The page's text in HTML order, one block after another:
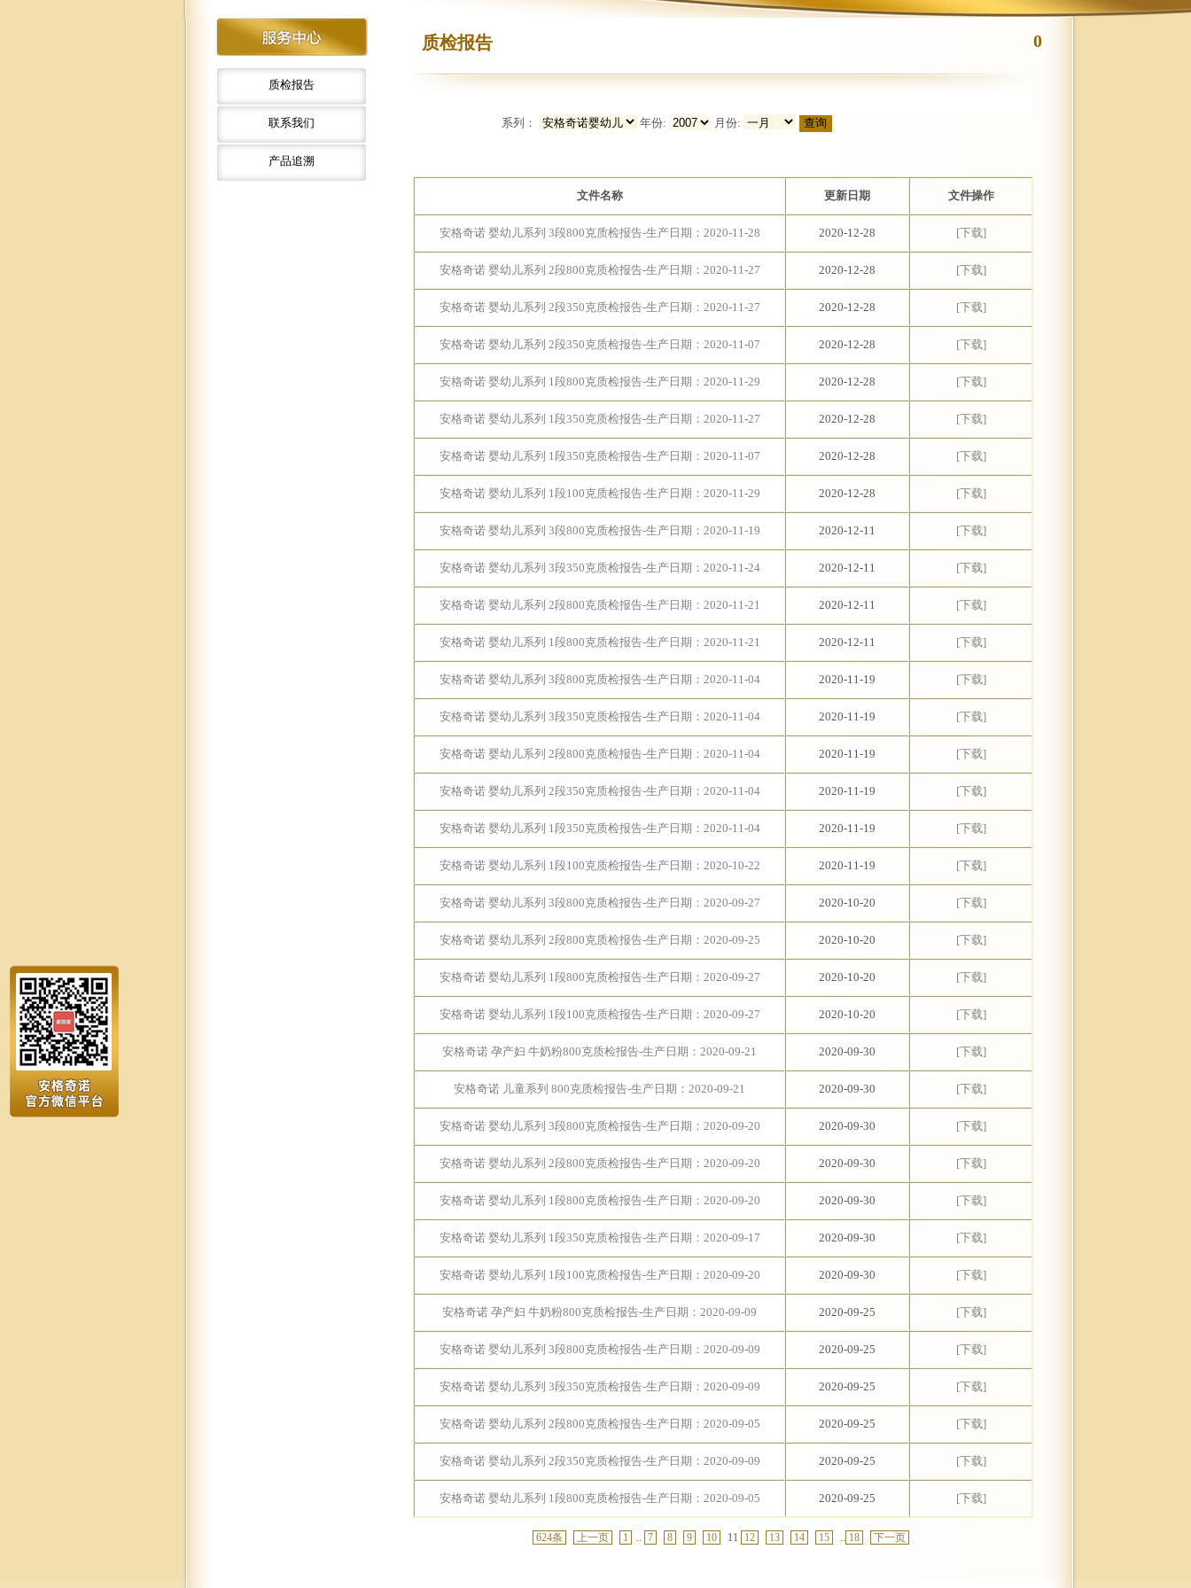
质检报告
联系我们
产品追溯
质检报告 0
系列： 年份: 月份:
文件名称 更新日期 文件操作
安格奇诺 婴幼儿系列 3段800克质检报告-生产日期：2020-11-28 2020-12-28 [下载]
安格奇诺 婴幼儿系列 2段800克质检报告-生产日期：2020-11-27 2020-12-28 [下载]
安格奇诺 婴幼儿系列 2段350克质检报告-生产日期：2020-11-27 2020-12-28 [下载]
安格奇诺 婴幼儿系列 2段350克质检报告-生产日期：2020-11-07 2020-12-28 [下载]
安格奇诺 婴幼儿系列 1段800克质检报告-生产日期：2020-11-29 2020-12-28 [下载]
安格奇诺 婴幼儿系列 1段350克质检报告-生产日期：2020-11-27 2020-12-28 [下载]
安格奇诺 婴幼儿系列 1段350克质检报告-生产日期：2020-11-07 2020-12-28 [下载]
安格奇诺 婴幼儿系列 1段100克质检报告-生产日期：2020-11-29 2020-12-28 [下载]
安格奇诺 婴幼儿系列 3段800克质检报告-生产日期：2020-11-19 2020-12-11 [下载]
安格奇诺 婴幼儿系列 3段350克质检报告-生产日期：2020-11-24 2020-12-11 [下载]
安格奇诺 婴幼儿系列 2段800克质检报告-生产日期：2020-11-21 2020-12-11 [下载]
安格奇诺 婴幼儿系列 1段800克质检报告-生产日期：2020-11-21 2020-12-11 [下载]
安格奇诺 婴幼儿系列 3段800克质检报告-生产日期：2020-11-04 2020-11-19 [下载]
安格奇诺 婴幼儿系列 3段350克质检报告-生产日期：2020-11-04 2020-11-19 [下载]
安格奇诺 婴幼儿系列 2段800克质检报告-生产日期：2020-11-04 2020-11-19 [下载]
安格奇诺 婴幼儿系列 2段350克质检报告-生产日期：2020-11-04 2020-11-19 [下载]
安格奇诺 婴幼儿系列 1段350克质检报告-生产日期：2020-11-04 2020-11-19 [下载]
安格奇诺 婴幼儿系列 1段100克质检报告-生产日期：2020-10-22 2020-11-19 [下载]
安格奇诺 婴幼儿系列 3段800克质检报告-生产日期：2020-09-27 2020-10-20 [下载]
安格奇诺 婴幼儿系列 2段800克质检报告-生产日期：2020-09-25 2020-10-20 [下载]
安格奇诺 婴幼儿系列 1段800克质检报告-生产日期：2020-09-27 2020-10-20 [下载]
安格奇诺 婴幼儿系列 1段100克质检报告-生产日期：2020-09-27 2020-10-20 [下载]
安格奇诺 孕产妇 牛奶粉800克质检报告-生产日期：2020-09-21 2020-09-30 [下载]
安格奇诺 儿童系列 800克质检报告-生产日期：2020-09-21 2020-09-30 [下载]
安格奇诺 婴幼儿系列 3段800克质检报告-生产日期：2020-09-20 2020-09-30 [下载]
安格奇诺 婴幼儿系列 2段800克质检报告-生产日期：2020-09-20 2020-09-30 [下载]
安格奇诺 婴幼儿系列 1段800克质检报告-生产日期：2020-09-20 2020-09-30 [下载]
安格奇诺 婴幼儿系列 1段350克质检报告-生产日期：2020-09-17 2020-09-30 [下载]
安格奇诺 婴幼儿系列 1段100克质检报告-生产日期：2020-09-20 2020-09-30 [下载]
安格奇诺 孕产妇 牛奶粉800克质检报告-生产日期：2020-09-09 2020-09-25 [下载]
安格奇诺 婴幼儿系列 3段800克质检报告-生产日期：2020-09-09 2020-09-25 [下载]
安格奇诺 婴幼儿系列 3段350克质检报告-生产日期：2020-09-09 2020-09-25 [下载]
安格奇诺 婴幼儿系列 2段800克质检报告-生产日期：2020-09-05 2020-09-25 [下载]
安格奇诺 婴幼儿系列 2段350克质检报告-生产日期：2020-09-09 2020-09-25 [下载]
安格奇诺 婴幼儿系列 1段800克质检报告-生产日期：2020-09-05 2020-09-25 [下载]
624条 上一页 1 .. 7 8 9 10 11 12 13 14 15 .. 18 下一页